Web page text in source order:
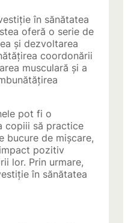
în sănătatea
oferă o serie de
și dezvoltarea
coordonării
musculară și a
pot fi o
copiii să practice
bucure de mișcare,
pozitiv
lor. Prin urmare,
în sănătatea